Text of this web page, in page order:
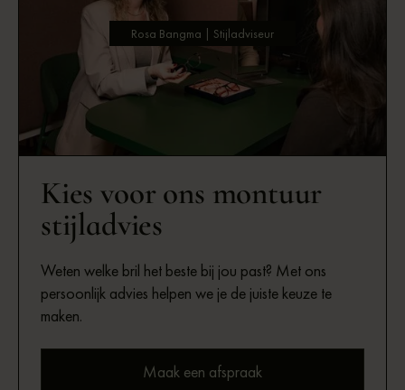
Kies voor ons montuur
stijladvies
Weten welke bril het beste bij jou past? Met ons
persoonlijk advies helpen we je de juiste keuze te
maken.
Maak een afspraak
Rosa Bangma | Stijladviseur